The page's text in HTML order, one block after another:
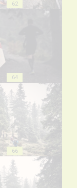
62
64
66